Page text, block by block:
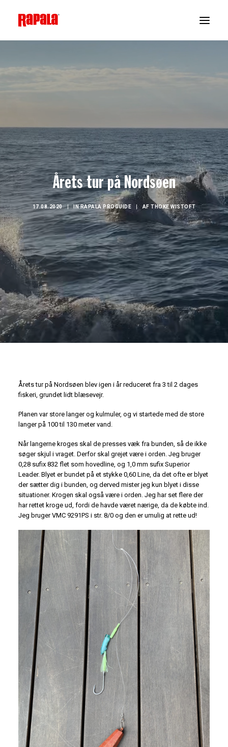
Årets tur på Nordsøen
17.08.2020 | INRAPALA PROGUIDE | AF THOKE WISTOFT
Årets tur på Nordsøen blev igen i år reduceret fra 3 til 2 dages
fiskeri, grundet lidt blæsevejr.
Planen var store langer og kulmuler, og vi startede med de store
langer på 100 til 130 meter vand.
Når langerne kroges skal de presses væk fra bunden, så de ikke
søger skjul i vraget. Derfor skal grejet være i orden. Jeg bruger
0,28 sufix 832 flet som hovedline, og 1,0 mm sufix Superior
Leader. Blyet er bundet på et stykke 0,60 Line, da det ofte er blyet
der sætter dig i bunden, og derved mister jeg kun blyet i disse
situationer. Krogen skal også være i orden. Jeg har set flere der
har rettet kroge ud, fordi de havde været nærige, da de købte ind.
Jeg bruger VMC 9291PS i str. 8/0 og den er umulig at rette ud!